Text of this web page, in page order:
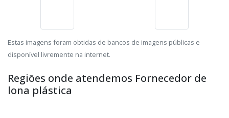
Estas imagens foram obtidas de bancos de imagens públicas e
disponível livremente na internet.
Regiões onde atendemos Fornecedor de
lona plástica